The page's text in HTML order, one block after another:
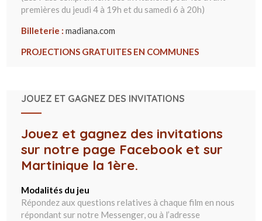
premières du jeudi 4 à 19h et du samedi 6 à 20h)
Billeterie : madiana.com
PROJECTIONS GRATUITES EN COMMUNES
JOUEZ ET GAGNEZ DES INVITATIONS
Jouez et gagnez des invitations
sur notre page Facebook et sur
Martinique la 1ère.
Modalités du jeu
Répondez aux questions relatives à chaque film en nous
répondant sur notre Messenger, ou à l’adresse